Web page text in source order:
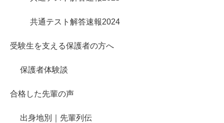
共通テスト解答速報2024
受験生を支える保護者の方へ
保護者体験談
合格した先輩の声
出身地別｜先輩列伝